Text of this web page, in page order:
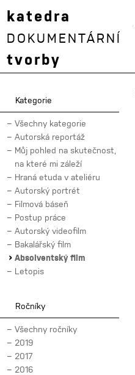
katedra
DOKUMENTÁRNÍ
tvorby
Kategorie
Všechny kategorie
Autorská reportáž
Můj pohled na skutečnost,
na které mi záleží
Hraná etuda v ateliéru
Autorský portrét
Filmová báseň
Postup práce
Autorský videofilm
Bakalářský film
Absolventský film
Letopis
Ročníky
Všechny ročníky
2019
2017
2016